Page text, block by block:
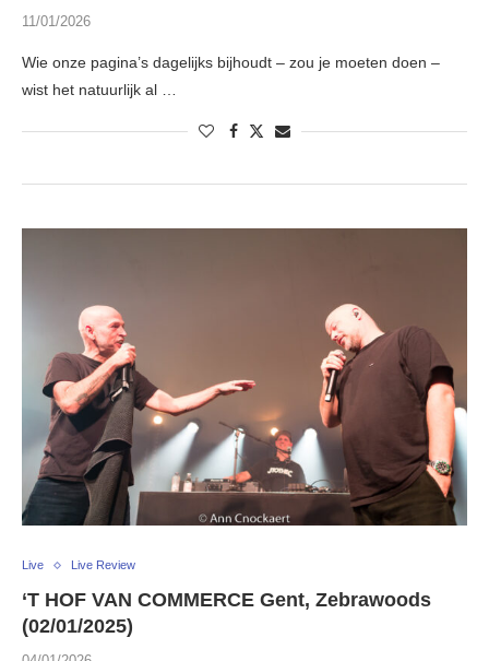
11/01/2026
Wie onze pagina’s dagelijks bijhoudt – zou je moeten doen –
wist het natuurlijk al …
Live Live Review
‘T HOF VAN COMMERCE Gent, Zebrawoods
(02/01/2025)